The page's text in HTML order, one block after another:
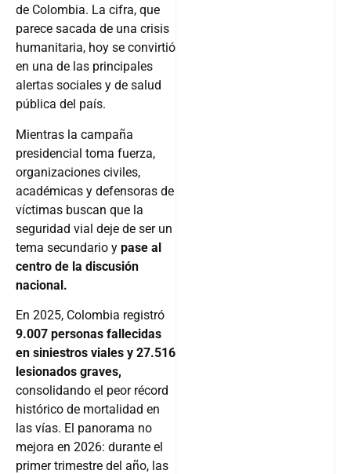
de Colombia. La cifra, que
parece sacada de una crisis
humanitaria, hoy se convirtió
en una de las principales
alertas sociales y de salud
pública del país.
Mientras la campaña
presidencial toma fuerza,
organizaciones civiles,
académicas y defensoras de
víctimas buscan que la
seguridad vial deje de ser un
tema secundario y pase al
centro de la discusión
nacional.
En 2025, Colombia registró
9.007 personas fallecidas
en siniestros viales y 27.516
lesionados graves,
consolidando el peor récord
histórico de mortalidad en
las vías. El panorama no
mejora en 2026: durante el
primer trimestre del año, las